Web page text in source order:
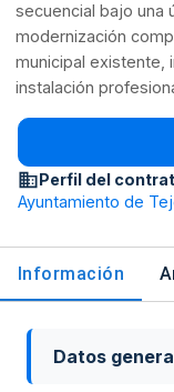
secuencial bajo una
modernización
municipal existente,
instalación
Perfil del
Ayuntamiento de
Información
Datos